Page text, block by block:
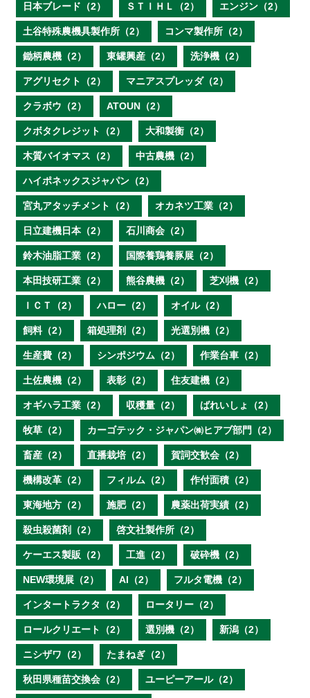
日本ブレード（2） ＳＴＩＨＬ（2） エンジン（2）
土谷特殊農機具製作所（2） コンマ製作所（2）
鋤柄農機（2） 東罐興産（2） 洗浄機（2）
アグリセクト（2） マニアスプレッダ（2）
クラボウ（2） ATOUN（2）
クボタクレジット（2） 大和製衡（2）
木質バイオマス（2） 中古農機（2）
ハイポネックスジャパン（2）
宮丸アタッチメント（2） オカネツ工業（2）
日立建機日本（2） 石川商会（2）
鈴木油脂工業（2） 国際養鶏養豚展（2）
本田技研工業（2） 熊谷農機（2） 芝刈機（2）
ＩＣＴ（2） ハロー（2） オイル（2）
飼料（2） 箱処理剤（2） 光選別機（2）
生産費（2） シンポジウム（2） 作業台車（2）
土佐農機（2） 表彰（2） 住友建機（2）
オギハラ工業（2） 収穫量（2） ばれいしょ（2）
牧草（2） カーゴテック・ジャパン㈱ヒアブ部門（2）
畜産（2） 直播栽培（2） 賀詞交歓会（2）
機構改革（2） フィルム（2） 作付面積（2）
東海地方（2） 施肥（2） 農薬出荷実績（2）
殺虫殺菌剤（2） 啓文社製作所（2）
ケーエス製販（2） 工進（2） 破砕機（2）
NEW環境展（2） AI（2） フルタ電機（2）
インタートラクタ（2） ロータリー（2）
ロールクリエート（2） 選別機（2） 新潟（2）
ニシザワ（2） たまねぎ（2）
秋田県種苗交換会（2） ユーピーアール（2）